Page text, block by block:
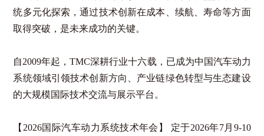
统多元化探索，通过技术创新在成本、续航、寿命等方面
取得突破，是未来成功的关键。
自2009年起，TMC深耕行业十六载，已成为中国汽车动力
系统领域引领技术创新方向、产业链绿色转型与生态建设
的大规模国际技术交流与展示平台。
【2026国际汽车动力系统技术年会】 定于2026年7月9-10